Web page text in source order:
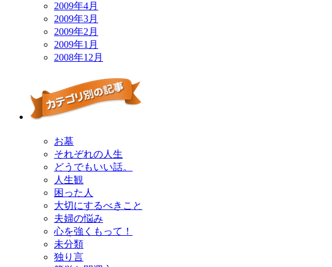
2009年4月
2009年3月
2009年2月
2009年1月
2008年12月
お墓
それぞれの人生
どうでもいい話。
人生観
困った人
大切にするべきこと
夫婦の悩み
心を強くもって！
未分類
独り言